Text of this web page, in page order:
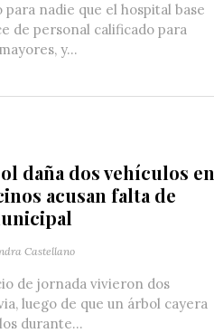
para nadie que el hospital base
de personal calificado para
y...
daña dos vehículos en
acusan falta de
Castellano
de jornada vivieron dos
luego de que un árbol cayera
durante...